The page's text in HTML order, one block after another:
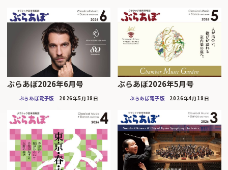
ぶらあぼ2026年6月号
ぶらあぼ電子版 2026年5月18日
ぶらあぼ2026年5月号
ぶらあぼ電子版 2026年4月18日